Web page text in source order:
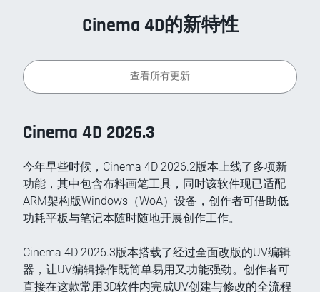
Cinema 4D的新特性
查看所有更新
Cinema 4D 2026.3
今年早些时候，Cinema 4D 2026.2版本上线了多项新
功能，其中包含布料画笔工具，同时该软件现已适配
ARM架构版Windows（WoA）设备，创作者可借助低
功耗平板与笔记本随时随地开展创作工作。
Cinema 4D 2026.3版本搭载了经过全面改版的UV编辑
器，让UV编辑操作既简单易用又功能强劲。创作者可
直接在这款常用3D软件内完成UV创建与修改的全流程